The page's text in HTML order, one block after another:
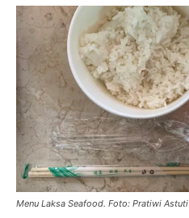
Menu Laksa Seafood. Foto: Pratiwi Astuti